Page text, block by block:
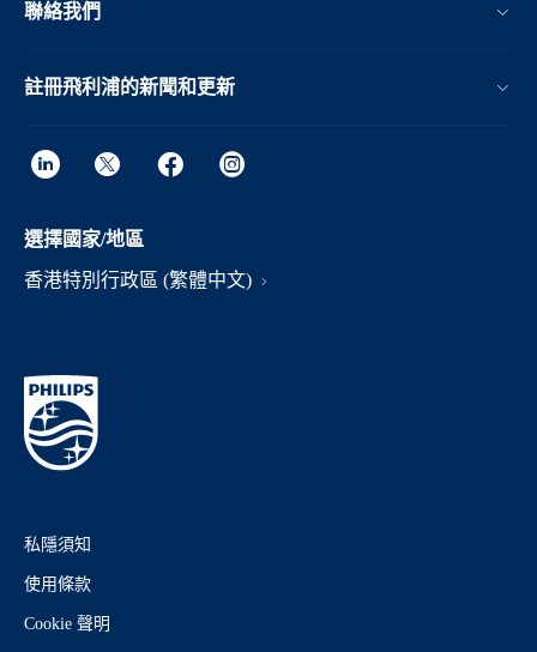
聯絡我們
註冊飛利浦的新聞和更新
選擇國家/地區
香港特別行政區 (繁體中文)
私隱須知
使用條款
Cookie 聲明